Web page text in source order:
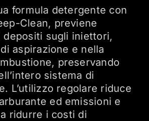
formula detergente con
Clean, previene
depositi sugli iniettori,
aspirazione e nella
preservando
sistema di
L’utilizzo regolare riduce
ed emissioni e
ridurre i costi di